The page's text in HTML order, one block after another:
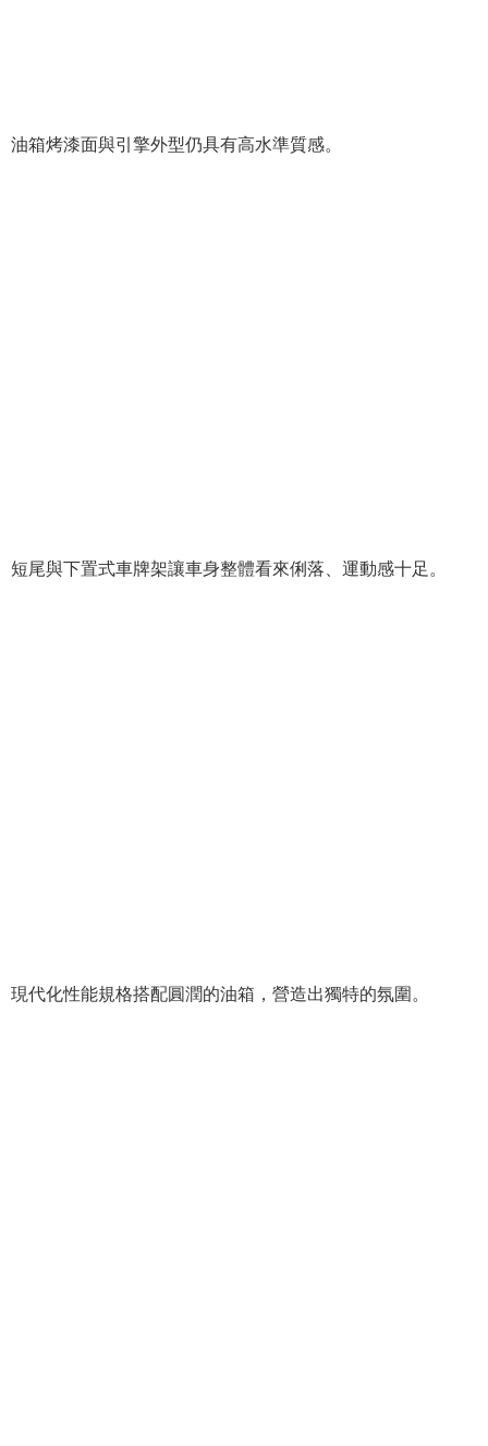
油箱烤漆面與引擎外型仍具有高水準質感。
短尾與下置式車牌架讓車身整體看來俐落、運動感十足。
現代化性能規格搭配圓潤的油箱，營造出獨特的氛圍。